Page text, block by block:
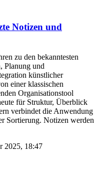
Notizen und
zu den bekanntesten
Planung und
künstlicher
einer klassischen
Organisationstool
für Struktur, Überblick
verbindet die Anwendung
Sortierung. Notizen werden
2025, 18:47